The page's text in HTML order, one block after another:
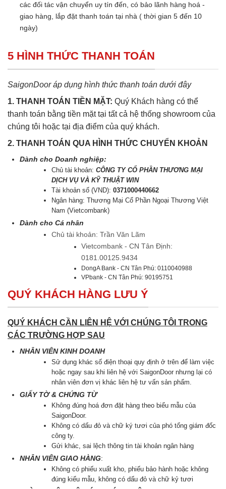
các đối tác vận chuyển uy tín đến, có bảo lãnh hàng hoá -
giao hàng, lắp đặt thanh toán tại nhà ( thời gian 5 đến 10
ngày)
5 HÌNH THỨC THANH TOÁN
SaigonDoor áp dụng hình thức thanh toán dưới đây
1. THANH TOÁN TIỀN MẶT: Quý Khách hàng có thể
thanh toán bằng tiền mặt tại tất cả hệ thống showroom của
chúng tôi hoặc tại địa điểm của quý khách.
2. THANH TOÁN QUA HÌNH THỨC CHUYỂN KHOẢN
Dành cho Doanh nghiệp:
Chủ tài khoản:CÔNG TY CỔ PHẦN THƯƠNG MẠI
DỊCH VỤ VÀ KỸ THUẬT WIN
Tài khoản số (VND):0371000440662
Ngân hàng: Thương Mại Cổ Phần Ngoại Thương Việt
Nam (Vietcombank)
Dành cho Cá nhân
Chủ tài khoản: Trần Văn Lãm
Vietcombank - CN Tân Định:
0181.00125.9434
DongA Bank - CN Tân Phú: 0110040988
VPbank - CN Tân Phú: 90195751
QUÝ KHÁCH HÀNG LƯU Ý
QUÝ KHÁCH CẦN LIÊN HỆ VỚI CHÚNG TÔI TRONG
CÁC TRƯỜNG HỢP SAU
NHÂN VIÊN KINH DOANH
Sử dụng khác số điện thoại quy định ở trên để làm việc
hoặc ngay sau khi liên hệ với SaigonDoor nhưng lại có
nhân viên đơn vị khác liên hệ tư vấn sản phẩm.
GIẤY TỜ & CHỨNG TỪ
Không đúng hoá đơn đặt hàng theo biểu mẫu của
SaigonDoor.
Không có dấu đỏ và chữ ký tươi của phó tổng giám đốc
công ty.
Gửi khác, sai lệch thông tin tài khoản ngân hàng
NHÂN VIÊN GIAO HÀNG:
Không có phiếu xuất kho, phiếu bảo hành hoặc không
đúng kiểu mẫu, không có dấu đỏ và chữ kỷ tươi